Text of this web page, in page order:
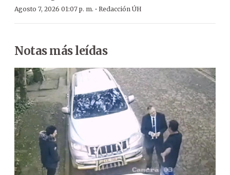
Agosto 7, 2026 01:07 p. m. · Redacción ÚH
Notas más leídas